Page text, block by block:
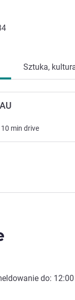
Sztuka,
10 min drive
do: 12:00